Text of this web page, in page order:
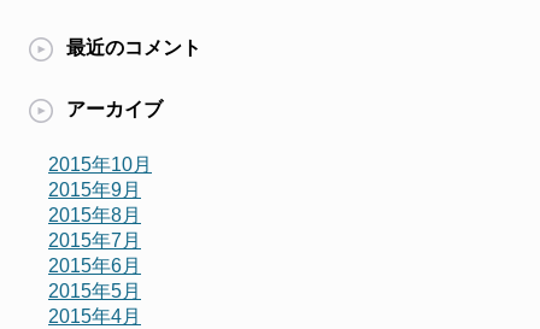
最近のコメント
アーカイブ
2015年10月
2015年9月
2015年8月
2015年7月
2015年6月
2015年5月
2015年4月